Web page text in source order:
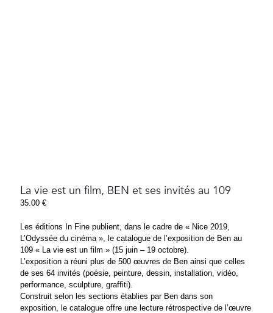
La vie est un film, BEN et ses invités au 109
35.00 €
Les éditions In Fine publient, dans le cadre de « Nice 2019,
L’Odyssée du cinéma », le catalogue de l’exposition de Ben au
109 « La vie est un film » (15 juin – 19 octobre).
L’exposition a réuni plus de 500 œuvres de Ben ainsi que celles
de ses 64 invités (poésie, peinture, dessin, installation, vidéo,
performance, sculpture, graffiti).
Construit selon les sections établies par Ben dans son
exposition, le catalogue offre une lecture rétrospective de l’œuvre